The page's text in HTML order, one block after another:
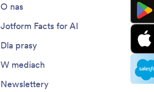
O nas
Jotform Facts for AI
Dla prasy
W mediach
Newslettery